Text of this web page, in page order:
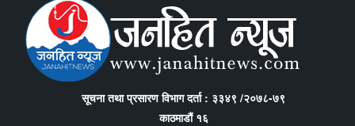
सूचना तथा प्रसारण विभाग दर्ता : ३३४९ /२०७८-७९
काठमाडौं १६